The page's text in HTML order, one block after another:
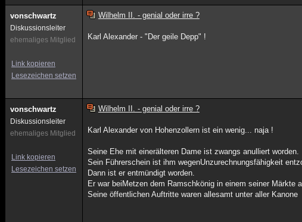
vonschwartz
Diskussionsleiter
ehemaliges Mitglied
Link kopieren
Lesezeichen setzen
Wilhelm II. - genial oder irre ?
Karl Alexander - "Der geile Depp" !
vonschwartz
Diskussionsleiter
ehemaliges Mitglied
Link kopieren
Lesezeichen setzen
Wilhelm II. - genial oder irre ?
Karl Alexander von Hohenzollern ist ein wenig... naja !
Seine Ehe mit einerälteren Dame ist zwangs anulliert worden.
Sein Führerschein ist ihm wegenUnzurechnungsfähigkeit
Dann ist er entmündigt worden.
Er war beiMetzen dem Ramschkönig in einem seiner
Seine öffentlichen Auftritte waren allesamt unter aller Kanone